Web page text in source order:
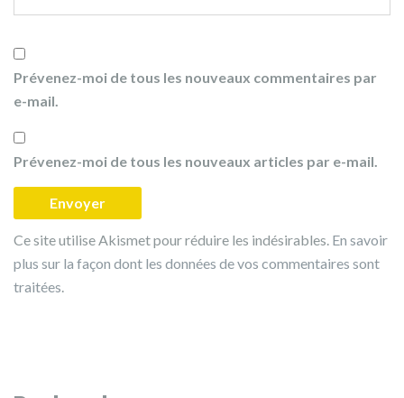
Prévenez-moi de tous les nouveaux commentaires par
e-mail.
Prévenez-moi de tous les nouveaux articles par e-mail.
Ce site utilise Akismet pour réduire les indésirables. En savoir
plus sur la façon dont les données de vos commentaires sont
traitées.